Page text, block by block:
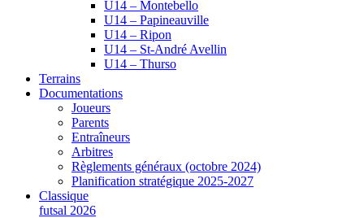
U14 – Montebello
U14 – Papineauville
U14 – Ripon
U14 – St-André Avellin
U14 – Thurso
Terrains
Documentations
Joueurs
Parents
Entraîneurs
Arbitres
Règlements généraux (octobre 2024)
Planification stratégique 2025-2027
Classique
futsal 2026